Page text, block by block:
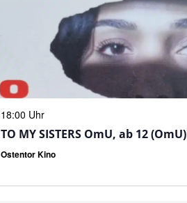
18:00 Uhr
TO MY SISTERS OmU, ab 12 (OmU)
Ostentor Kino